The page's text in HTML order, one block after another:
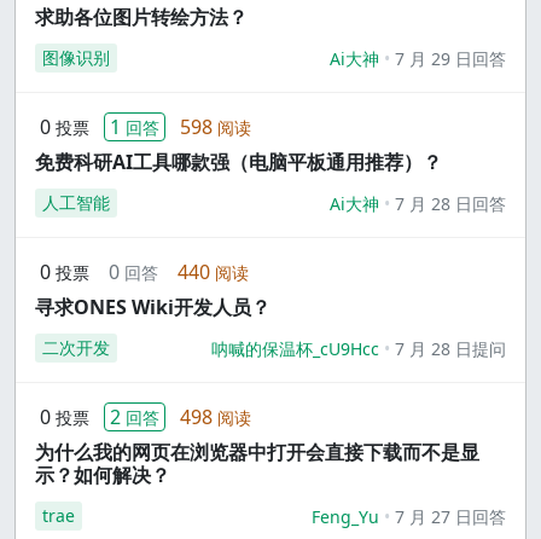
求助各位图片转绘方法？
图像识别 Ai大神 7 月 29 日回答
0 投票 1 回答 598 阅读
免费科研AI工具哪款强（电脑平板通用推荐）？
人工智能 Ai大神 7 月 28 日回答
0 投票 0 回答 440 阅读
寻求ONES Wiki开发人员？
二次开发 呐喊的保温杯_cU9Hcc 7 月 28 日提问
0 投票 2 回答 498 阅读
为什么我的网页在浏览器中打开会直接下载而不是显
示？如何解决？
trae Feng_Yu 7 月 27 日回答